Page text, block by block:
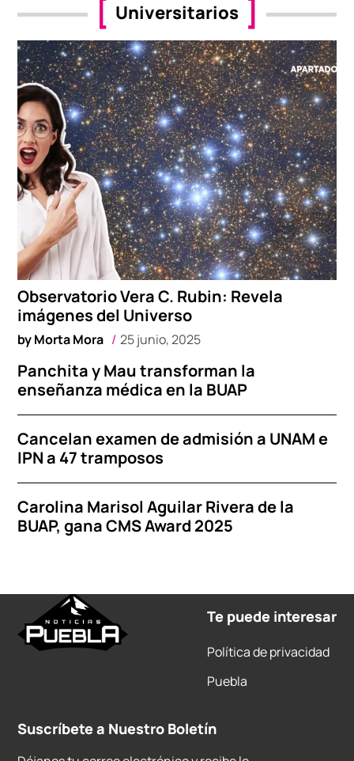
Universitarios
Observatorio Vera C. Rubin: Revela
imágenes del Universo
byMorta Mora 25 junio, 2025
Panchita y Mau transforman la
enseñanza médica en la BUAP
Cancelan examen de admisión a UNAM e
IPN a 47 tramposos
Carolina Marisol Aguilar Rivera de la
BUAP, gana CMS Award 2025
Te puede interesar
Política de privacidad
Puebla
Suscríbete a Nuestro Boletín